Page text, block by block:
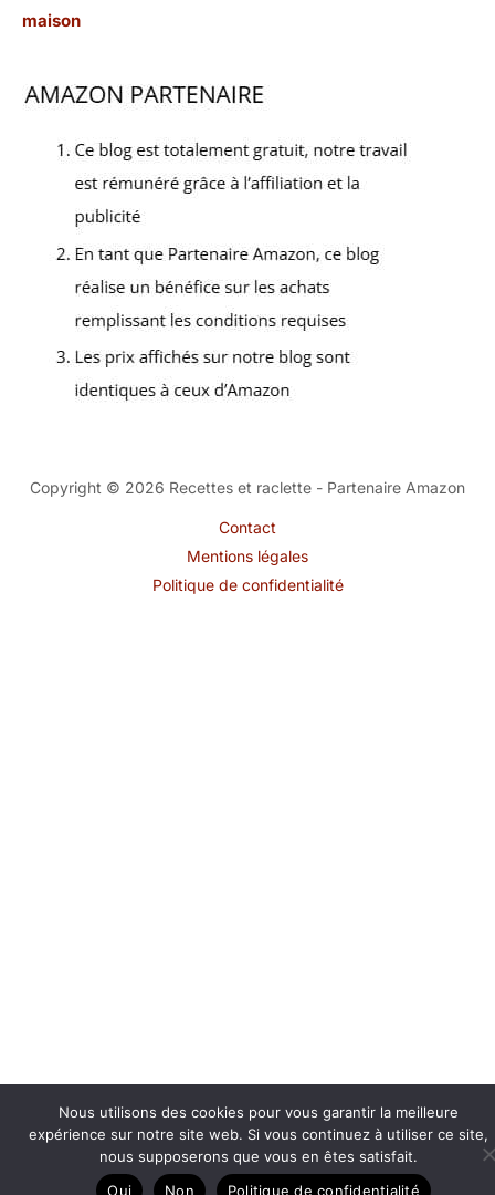
maison
Copyright © 2026 Recettes et raclette - Partenaire Amazon
Contact
Mentions légales
Politique de confidentialité
Nous utilisons des cookies pour vous garantir la meilleure
expérience sur notre site web. Si vous continuez à utiliser ce site,
nous supposerons que vous en êtes satisfait.
Oui
Non Politique de confidentialité